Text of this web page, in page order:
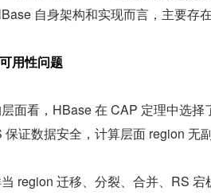
自身架构和实现而言，主要存
用性问题
面看，HBase 在 CAP 定理中选
保证数据安全，计算层面 region 无副
region 迁移、分裂、合并、RS